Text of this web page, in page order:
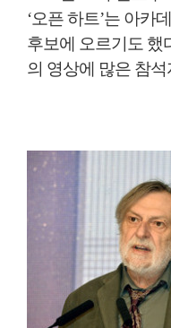
‘오픈 하트’는 아카
후보에 오르기도 했
의 영상에 많은 참